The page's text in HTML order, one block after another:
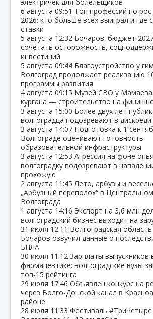
6 августа 09:51 Топ профессий по
2026: кто больше всех выиграл и где
ставки
5 августа 12:32 Бочаров:
сочетать осторожность,
инвестиций
5 августа 09:44 Благоустройство у
Волгоград продолжает реализацию
программы развития
4 августа 09:15 Музей СВО у Мамаева
кургана — строительство на
3 августа 15:00 Более двух лет
волгоградца подозревают в
3 августа 14:07 Подготовка к 1
Волгограде оценивают готовность
образовательной инфраструктуры
3 августа 12:53 Агрессия на фоне
волгоградку подозревают в
прохожую
2 августа 11:45 Лето, арбузы и
„Арбузный переполох“ в
Волгограда
1 августа 14:16 Экспорт на 3,6 млн
волгоградский бизнес выходит на
31 июля 12:11 Волгоградская
Бочаров озвучил данные о
БПЛА
30 июля 11:12 Зарплаты выпускников
фармацевтике: волгоградские вузы
топ‑15 рейтинга
29 июля 17:46 Объявлен конкурс на
через Волго‑Донской канал в
районе
28 июля 11:33 Фестиваль